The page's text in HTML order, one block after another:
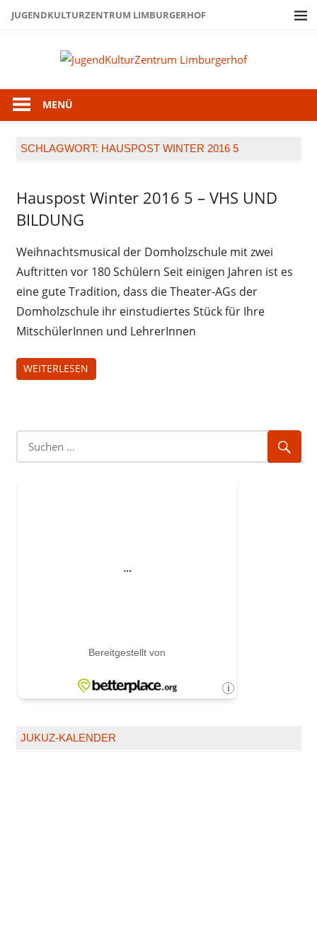
ZumJUGENDKULTURZENTRUM LIMBURGERHOF
MENÜ
SCHLAGWORT: HAUSPOST WINTER 2016 5
Hauspost
Winter
2016
Hauspost Winter 2016 5 – VHS UND
BILDUNG
Weihnachtsmusical der Domholzschule mit zwei
Auftritten vor 180 Schülern Seit einigen Jahren ist es
eine gute Tradition, dass die Theater-AGs der
Domholzschule ihr einstudiertes Stück für Ihre
MitschülerInnen und LehrerInnen
WEITERLESEN
JUKUZ-KALENDER